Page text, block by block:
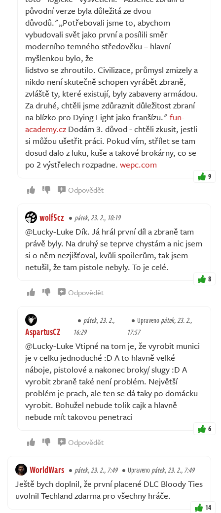
původní verze byla důležitá ze dvou
důvodů."„Potřebovali jsme to, abychom
vybudovali svět jako první a posílili směr
moderního temného středověku – hlavní
myšlenkou bylo, že
lidstvo se zhroutilo. Civilizace, průmysl zmizely a
nikdo není skutečně schopen vyrábět zbraně,
zvláště ty, které existují, byly zabaveny armádou.
Za druhé, chtěli jsme zdůraznit důležitost zbraní
na blízko pro Dying Light jako franšízu." fun-
academy.cz Dodám 3. důvod - chtěli zkusit, jestli
si můžou ušetřit práci. Pokud vím, střílet se tam
dosud dalo z luku, kuše a takové brokárny, co se
po 2 výstřelech rozpadne. wepc.com
9
Odpovědět
wolf5cz pátek, 23. 2., 10:19
@Lucky-Luke Dík. Já hrál první díl a zbraně tam
právě byly. Na druhý se teprve chystám a nic jsem
si o něm nezjišťoval, kvůli spoilerům, tak jsem
netušil, že tam pistole nebyly. To je celé.
8
Odpovědět
AspartusCZ
pátek, 23. 2.,
16:29
Upravenopátek, 23. 2.,
17:57
@Lucky-Luke Vtipné na tom je, že vyrobit munici
je v celku jednoduché :D A to hlavně velké
náboje, pistolové a nakonec broky/ slugy :D A
vyrobit zbraně také není problém. Největší
problém je prach, ale ten se dá taky po domácku
vyrobit. Bohužel nebude tolik cajk a hlavně
nebude mít takovou penetraci
6
Odpovědět
WorldWars pátek, 23. 2., 7:49 Upravenopátek, 23. 2., 7:49
Ještě bych doplnil, že první placené DLC Bloody Ties
uvolnil Techland zdarma pro všechny hráče.
14